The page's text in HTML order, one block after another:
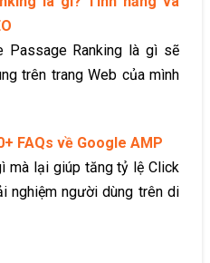
Passage Ranking là gì sẽ
trên trang Web của mình
FAQs về Google AMP
mà lại giúp tăng tỷ lệ Click
nghiệm người dùng trên di